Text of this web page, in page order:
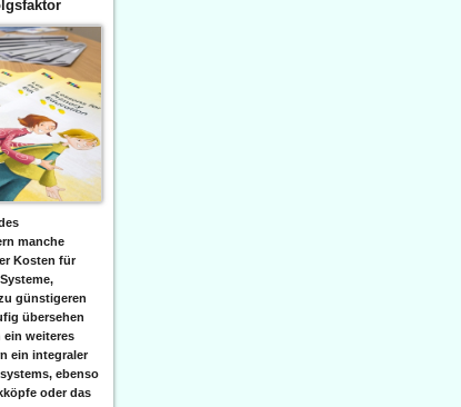
manche
Kosten für
günstigeren
übersehen
weiteres
ein integraler
ebenso
oder das